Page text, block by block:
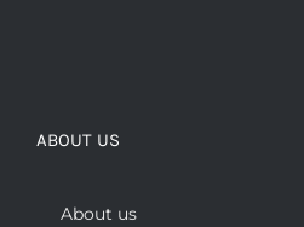
ABOUT US
About us